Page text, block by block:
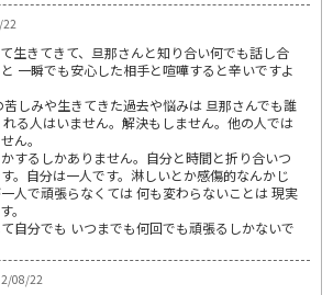
生きてきて、旦那さんと知り合い何でも話し合
一瞬でも安心した相手と喧嘩すると辛いですよ
しみや生きてきた過去や悩みは 旦那さんでも誰
る人はいません。解決もしません。他の人では
ん。
するしかありません。自分と時間と折り合いつ
。自分は一人です。淋しいとか感傷的なんかじ
人で頑張らなくては 何も変わらないことは 現実
。
自分でも いつまでも何回でも頑張るしかないで
08/22